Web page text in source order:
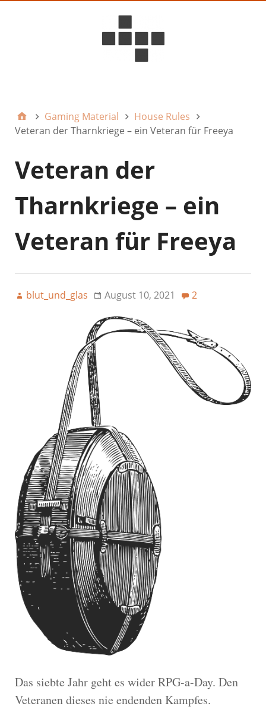
Gaming Material
House Rules
Veteran der Tharnkriege – ein Veteran für Freeya
Veteran der
Tharnkriege – ein
Veteran für Freeya
blut_und_glas August 10, 2021 2
Das siebte Jahr geht es wider RPG-a-Day. Den
Veteranen dieses nie endenden Kampfes.